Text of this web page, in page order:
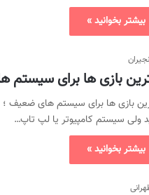
بیشتر بخوانید »
بازی ها برای سیستم
بازی ها برای سیستم های ضعیف ؛
ولی سیستم کامپیوتر یا لپ تاپ…
بیشتر بخوانید »